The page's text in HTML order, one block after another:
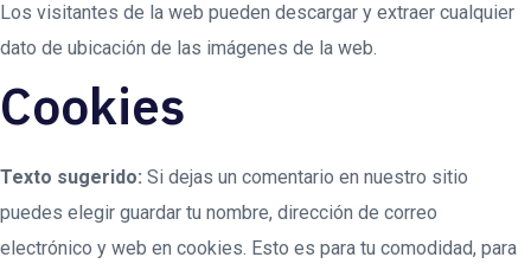
Los visitantes de la web pueden descargar y extraer cualquier
dato de ubicación de las imágenes de la web.
Cookies
Texto sugerido: Si dejas un comentario en nuestro sitio
puedes elegir guardar tu nombre, dirección de correo
electrónico y web en cookies. Esto es para tu comodidad, para